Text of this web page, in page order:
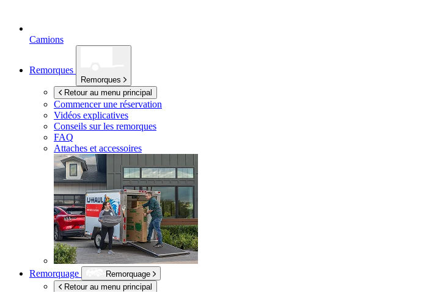
Camions
Remorques
Remorques
Retour au menu principal
Commencer une réservation
Vidéos explicatives
Conseils sur les remorques
FAQ
Attaches et accessoires
Remorquage
Remorquage
Retour au menu principal